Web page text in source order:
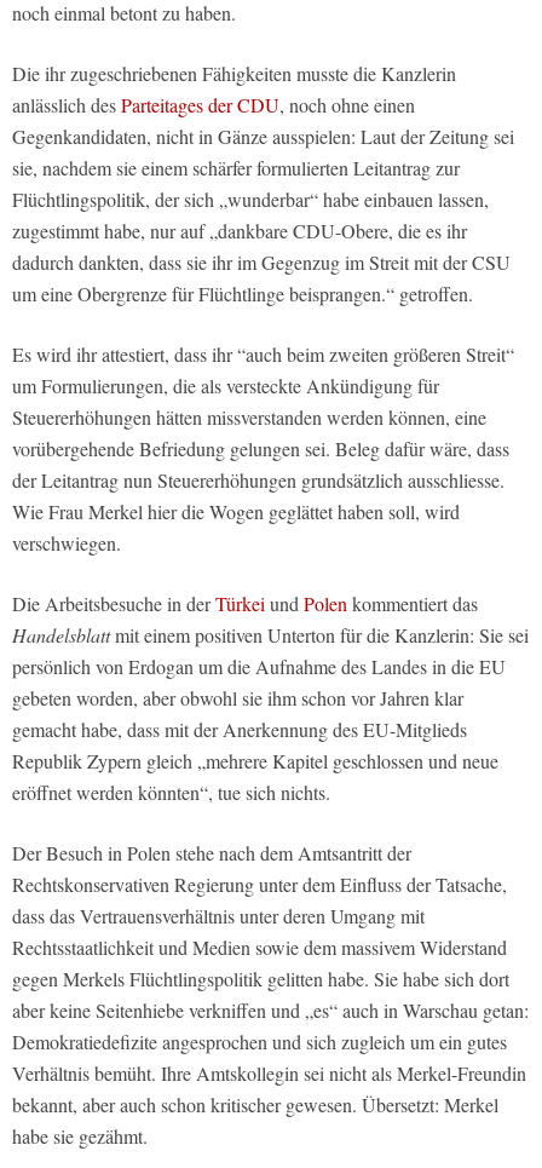
noch einmal betont zu haben.
Die ihr zugeschriebenen Fähigkeiten musste die Kanzlerin
anlässlich desParteitages der CDU, noch ohne einen
Gegenkandidaten, nicht in Gänze ausspielen: Laut der Zeitung sei
sie, nachdem sie einem schärfer formulierten Leitantrag zur
Flüchtlingspolitik, der sich „wunderbar“ habe einbauen lassen,
zugestimmt habe, nur auf „dankbare CDU-Obere, die es ihr
dadurch dankten, dass sie ihr im Gegenzug im Streit mit der CSU
um eine Obergrenze für Flüchtlinge beisprangen.“ getroffen.
Es wird ihr attestiert, dass ihr “auch beim zweiten größeren Streit“
um Formulierungen, die als versteckte Ankündigung für
Steuererhöhungen hätten missverstanden werden können, eine
vorübergehende Befriedung gelungen sei. Beleg dafür wäre, dass
der Leitantrag nun Steuererhöhungen grundsätzlich ausschliesse.
Wie Frau Merkel hier die Wogen geglättet haben soll, wird
verschwiegen.
Die Arbeitsbesuche in derTürkeiundPolenkommentiert das
Handelsblattmit einem positiven Unterton für die Kanzlerin: Sie sei
persönlich von Erdogan um die Aufnahme des Landes in die EU
gebeten worden, aber obwohl sie ihm schon vor Jahren klar
gemacht habe, dass mit der Anerkennung des EU-Mitglieds
Republik Zypern gleich „mehrere Kapitel geschlossen und neue
eröffnet werden könnten“, tue sich nichts.
Der Besuch in Polen stehe nach dem Amtsantritt der
Rechtskonservativen Regierung unter dem Einfluss der Tatsache,
dass das Vertrauensverhältnis unter deren Umgang mit
Rechtsstaatlichkeit und Medien sowie dem massivem Widerstand
gegen Merkels Flüchtlingspolitik gelitten habe. Sie habe sich dort
aber keine Seitenhiebe verkniffen und „es“ auch in Warschau getan:
Demokratiedefizite angesprochen und sich zugleich um ein gutes
Verhältnis bemüht. Ihre Amtskollegin sei nicht als Merkel-Freundin
bekannt, aber auch schon kritischer gewesen. Übersetzt: Merkel
habe sie gezähmt.